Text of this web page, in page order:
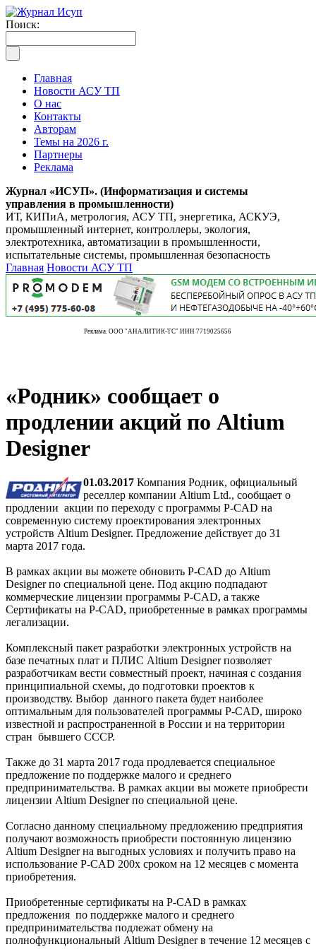
Поиск:
Главная
Новости АСУ ТП
О нас
Контакты
Авторам
Темы на 2026 г.
Партнеры
Реклама
Журнал «ИСУП». (Информатизация и системы
управления в промышленности)
ИТ, КИПиА, метрология, АСУ ТП, энергетика, АСКУЭ,
промышленный интернет, контроллеры, экология,
электротехника, автоматизации в промышленности,
испытательные системы, промышленная безопасность
Главная Новости АСУ ТП
Реклама. ООО "АНАЛИТИК-ТС" ИНН 7719025656
«Родник» сообщает о
продлении акций по Altium
Designer
01.03.2017 Компания Родник, официальный
реселлер компании Altium Ltd., сообщает о
продлении акции по переходу с программы P-CAD на
современную систему проектирования электронных
устройств Altium Designer. Предложение действует до 31
марта 2017 года.
В рамках акции вы можете обновить P-CAD до Altium
Designer по специальной цене. Под акцию подпадают
коммерческие лицензии программы P-CAD, а также
Сертификаты на P-CAD, приобретенные в рамках программы
легализации.
Комплексный пакет разработки электронных устройств на
базе печатных плат и ПЛИС Altium Designer позволяет
разработчикам вести совместный проект, начиная с создания
принципиальной схемы, до подготовки проектов к
производству. Выбор данного пакета будет наиболее
оптимальным для пользователей программы P-CAD, широко
известной и распространенной в России и на территории
стран бывшего СССР.
Также до 31 марта 2017 года продлевается специальное
предложение по поддержке малого и среднего
предпринимательства. В рамках акции вы можете приобрести
лицензии Altium Designer по специальной цене.
Согласно данному специальному предложению предприятия
получают возможность приобрести постоянную лицензию
Altium Designer на выгодных условиях и получить право на
использование P-CAD 200x сроком на 12 месяцев с момента
приобретения.
Приобретенные сертификаты на P-CAD в рамках
предложения по поддержке малого и среднего
предпринимательства подлежат обмену на
полнофункциональный Altium Designer в течение 12 месяцев с